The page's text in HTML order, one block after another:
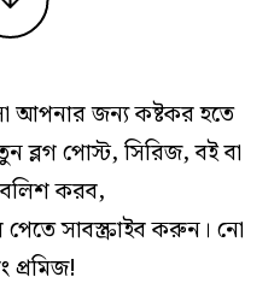
আপনার জন্য কষ্টকর হতে
ব্লগ পোস্ট, সিরিজ, বই বা
করব,
সাবস্ক্রাইব করুন। নো
প্রমিজ!